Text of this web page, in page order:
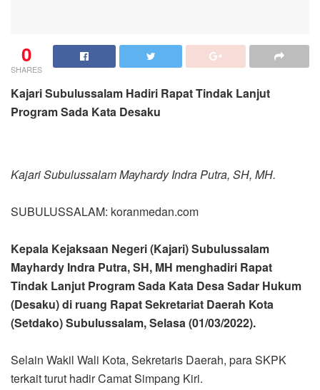
0
SHARES
Kajari Subulussalam Hadiri Rapat Tindak Lanjut
Program Sada Kata Desaku
Kajari Subulussalam Mayhardy Indra Putra, SH, MH.
SUBULUSSALAM: koranmedan.com
Kepala Kejaksaan Negeri (Kajari) Subulussalam
Mayhardy Indra Putra, SH, MH menghadiri Rapat
Tindak Lanjut Program Sada Kata Desa Sadar Hukum
(Desaku) di ruang Rapat Sekretariat Daerah Kota
(Setdako) Subulussalam, Selasa(01/03/2022).
Selain Wakil Wali Kota, Sekretaris Daerah, para SKPK
terkait turut hadir Camat Simpang Kiri.